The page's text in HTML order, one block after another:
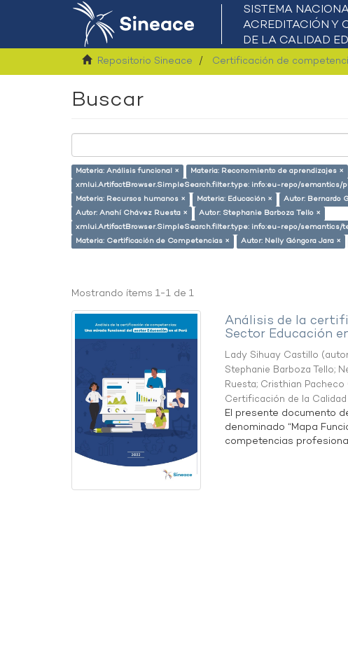
Repositorio Sineace Certificación de
Buscar
Materia: Análisis funcional ×
Materia: Reconomiento de aprendizajes ×
xmlui.ArtifactBrowser.SimpleSearch.filter.type: info:eu-repo/semantics/
Materia: Recursos humanos ×
Materia: Educación × Autor: Bernardo
Autor: Anahí Chávez Ruesta ×
Autor: Stephanie Barboza Tello ×
xmlui.ArtifactBrowser.SimpleSearch.filter.type: info:eu-repo/semantics/
Materia: Certificación de Competencias ×
Autor: Nelly Góngora Jara ×
Mostrando ítems 1-1 de 1
Análisis de la
Sector Educación
Lady Sihuay Castillo
Stephanie Barboza Tello;
Ruesta; Cristhian Pacheco
Certificación de la
El presente documento
denominado “Mapa
competencias